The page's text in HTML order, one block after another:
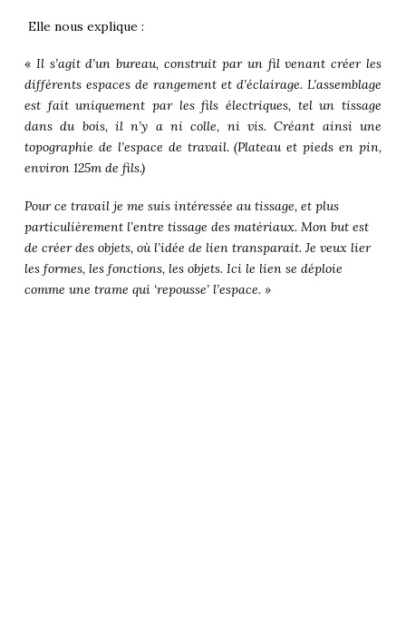
Elle nous explique :
« Il s’agit d’un bureau, construit par un fil venant créer les
différents espaces de rangement et d’éclairage. L’assemblage
est fait uniquement par les fils électriques, tel un tissage
dans du bois, il n’y a ni colle, ni vis. Créant ainsi une
topographie de l’espace de travail.(Plateau et pieds en pin,
environ 125m de fils.)
Pour ce travail je me suis intéressée au tissage, et plus
particulièrement l’entre tissage des matériaux. Mon but est
de créer des objets, où l’idée de lien transparait. Je veux lier
les formes, les fonctions, les objets. Ici le lien se déploie
comme une trame qui ‘repousse’ l’espace. »